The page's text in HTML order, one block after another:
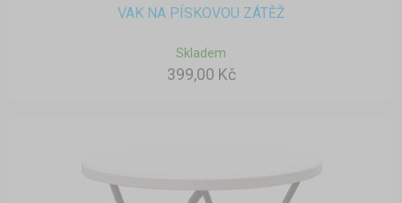
VAK NA PÍSKOVOU ZÁTĚŽ
Skladem
399,00 Kč